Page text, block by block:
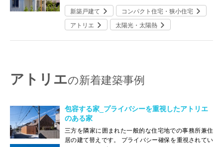
新築戸建て
コンパクト住宅・狭小住宅
アトリエ
太陽光・太陽熱
アトリエの新着建築事例
包容する家_プライバシーを重視したアトリエ
のある家
三方を隣家に囲まれた一般的な住宅地での事務所兼住
居の建て替えです。 プライバシー確保を重視されてい